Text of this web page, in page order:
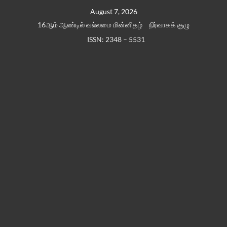
August 7, 2026
16ஆம் ஆண்டில் வல்லமை மின்னிதழ்
நிர்வாகக் குழு
ISSN: 2348 – 5531